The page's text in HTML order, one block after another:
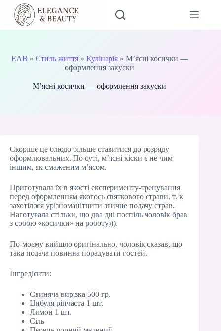
Перейти
вмісту
EAB » Стиль життя» Кулінарія» М’ясні косички —
оформлення закуски
М’ясні косички — оформлення закуски
Скоріше це блюдо більше ставитися до розряду
оформлювальних. По суті, м’ясні кіски є не чим
іншим, як смаженим м’ясом.
Приготувала їх в якості експерименту-тренування
перед оформленням якогось святкового страви, т. к.
захотілося урізноманітнити звичне подачу страв.
Наготувала стільки, що два дні поспіль чоловік брав
з собою «косички» на роботу))).
По-моєму вийшло оригінально, чоловік сказав, що
така подача повинна порадувати гостей.
Інгредієнти:
Свиняча вирізка 500 гр.
Цибуля ріпчаста 1 шт.
Лимон 1 шт.
Сіль